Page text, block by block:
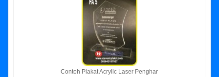
Contoh Plakat Acrylic Laser Penghar